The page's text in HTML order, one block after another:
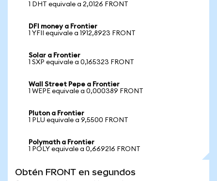
1 DHT equivale a 2,0126 FRONT
DFI money a Frontier
1 YFII equivale a 1912,8923 FRONT
Solar a Frontier
1 SXP equivale a 0,165323 FRONT
Wall Street Pepe a Frontier
1 WEPE equivale a 0,000389 FRONT
Pluton a Frontier
1 PLU equivale a 9,5500 FRONT
Polymath a Frontier
1 POLY equivale a 0,669216 FRONT
Obtén FRONT en segundos